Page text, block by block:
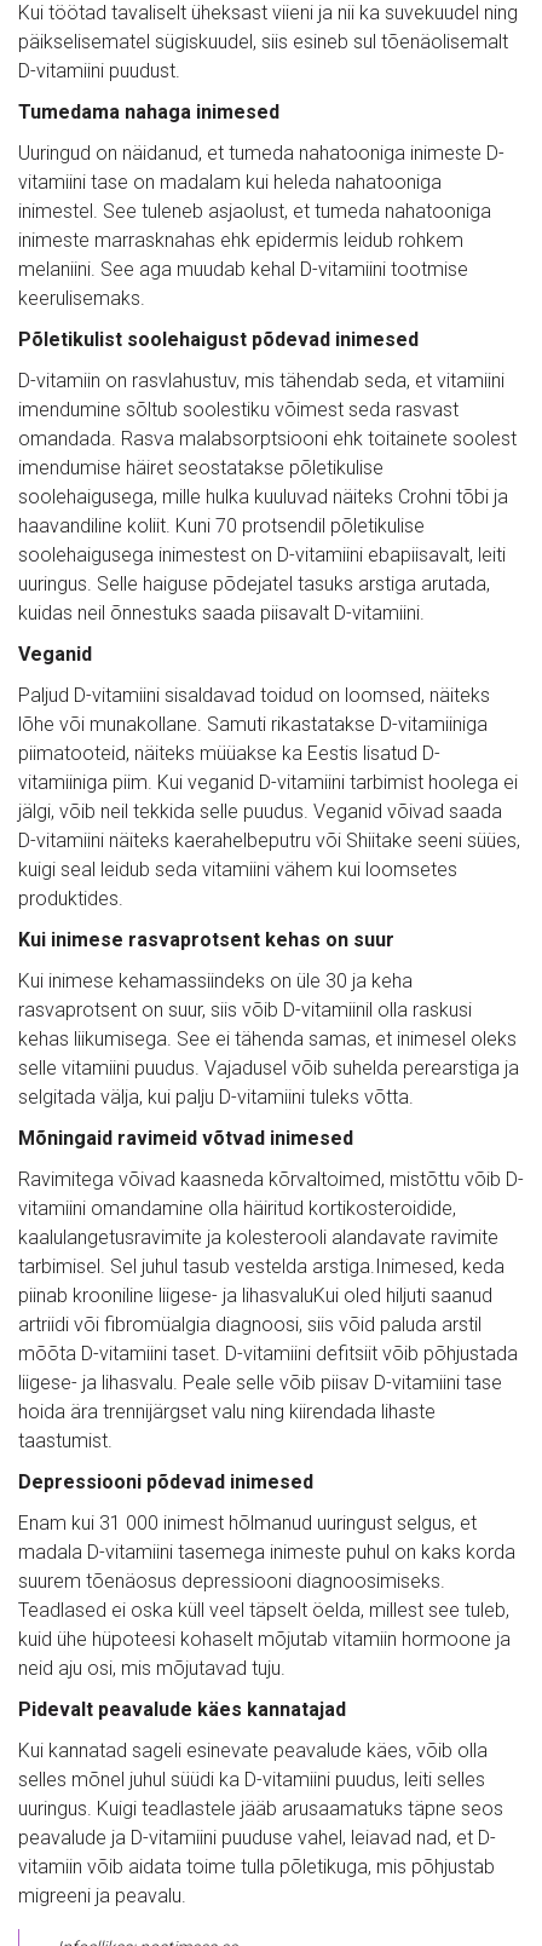
Kui töötad tavaliselt üheksast viieni ja nii ka suvekuudel ning
päikselisematel sügiskuudel, siis esineb sul tõenäolisemalt
D-vitamiini puudust.
Tumedama nahaga inimesed
Uuringud on näidanud, et tumeda nahatooniga inimeste D-
vitamiini tase on madalam kui heleda nahatooniga
inimestel. See tuleneb asjaolust, et tumeda nahatooniga
inimeste marrasknahas ehk epidermis leidub rohkem
melaniini. See aga muudab kehal D-vitamiini tootmise
keerulisemaks.
Põletikulist soolehaigust põdevad inimesed
D-vitamiin on rasvlahustuv, mis tähendab seda, et vitamiini
imendumine sõltub soolestiku võimest seda rasvast
omandada. Rasva malabsorptsiooni ehk toitainete soolest
imendumise häiret seostatakse põletikulise
soolehaigusega, mille hulka kuuluvad näiteks Crohni tõbi ja
haavandiline koliit. Kuni 70 protsendil põletikulise
soolehaigusega inimestest on D-vitamiini ebapiisavalt, leiti
uuringus. Selle haiguse põdejatel tasuks arstiga arutada,
kuidas neil õnnestuks saada piisavalt D-vitamiini.
Veganid
Paljud D-vitamiini sisaldavad toidud on loomsed, näiteks
lõhe või munakollane. Samuti rikastatakse D-vitamiiniga
piimatooteid, näiteks müüakse ka Eestis lisatud D-
vitamiiniga piim. Kui veganid D-vitamiini tarbimist hoolega ei
jälgi, võib neil tekkida selle puudus. Veganid võivad saada
D-vitamiini näiteks kaerahelbeputru või Shiitake seeni süües,
kuigi seal leidub seda vitamiini vähem kui loomsetes
produktides.
Kui inimese rasvaprotsent kehas on suur
Kui inimese kehamassiindeks on üle 30 ja keha
rasvaprotsent on suur, siis võib D-vitamiinil olla raskusi
kehas liikumisega. See ei tähenda samas, et inimesel oleks
selle vitamiini puudus. Vajadusel võib suhelda perearstiga ja
selgitada välja, kui palju D-vitamiini tuleks võtta.
Mõningaid ravimeid võtvad inimesed
Ravimitega võivad kaasneda kõrvaltoimed, mistõttu võib D-
vitamiini omandamine olla häiritud kortikosteroidide,
kaalulangetusravimite ja kolesterooli alandavate ravimite
tarbimisel. Sel juhul tasub vestelda arstiga.Inimesed, keda
piinab krooniline liigese- ja lihasvaluKui oled hiljuti saanud
artriidi või fibromüalgia diagnoosi, siis võid paluda arstil
mõõta D-vitamiini taset. D-vitamiini defitsiit võib põhjustada
liigese- ja lihasvalu. Peale selle võib piisav D-vitamiini tase
hoida ära trennijärgset valu ning kiirendada lihaste
taastumist.
Depressiooni põdevad inimesed
Enam kui 31 000 inimest hõlmanud uuringust selgus, et
madala D-vitamiini tasemega inimeste puhul on kaks korda
suurem tõenäosus depressiooni diagnoosimiseks.
Teadlased ei oska küll veel täpselt öelda, millest see tuleb,
kuid ühe hüpoteesi kohaselt mõjutab vitamiin hormoone ja
neid aju osi, mis mõjutavad tuju.
Pidevalt peavalude käes kannatajad
Kui kannatad sageli esinevate peavalude käes, võib olla
selles mõnel juhul süüdi ka D-vitamiini puudus, leiti selles
uuringus. Kuigi teadlastele jääb arusaamatuks täpne seos
peavalude ja D-vitamiini puuduse vahel, leiavad nad, et D-
vitamiin võib aidata toime tulla põletikuga, mis põhjustab
migreeni ja peavalu.